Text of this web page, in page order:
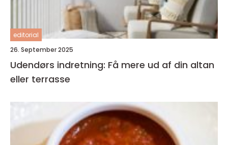
editorial
26. September 2025
Udendørs indretning: Få mere ud af din altan
eller terrasse